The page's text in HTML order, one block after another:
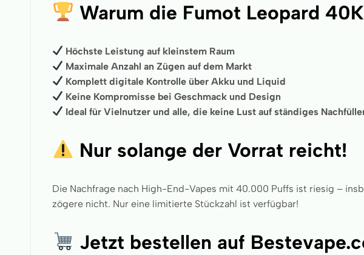
Warum die Fumot Leopard
Höchste Leistung auf kleinstem Raum
Maximale Anzahl an Zügen auf dem Markt
Komplett digitale Kontrolle über Akku und Liquid
Keine Kompromisse bei Geschmack und Design
Ideal für Vielnutzer und alle, die keine Lust auf ständiges
Nur solange der Vorrat reicht!
Die Nachfrage nach High-End-Vapes mit 40.000 Puffs ist riesig –
zögere nicht. Nur eine limitierte Stückzahl ist verfügbar!
Jetzt bestellen auf